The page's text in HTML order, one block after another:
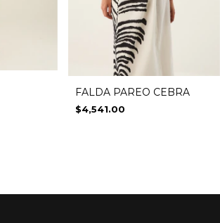
FALDA PAREO CEBRA
$4,541.00